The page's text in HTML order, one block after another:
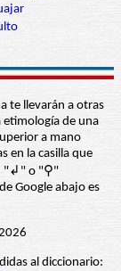
te llevarán a otras
etimología de una
a mano
en la casilla que
"↲" o "⚲"
Google abajo es
al diccionario: